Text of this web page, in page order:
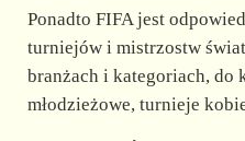
Ponadto FIFA jest
turniejów i mistrzostw
branżach i kategoriach, do
młodzieżowe, turnieje